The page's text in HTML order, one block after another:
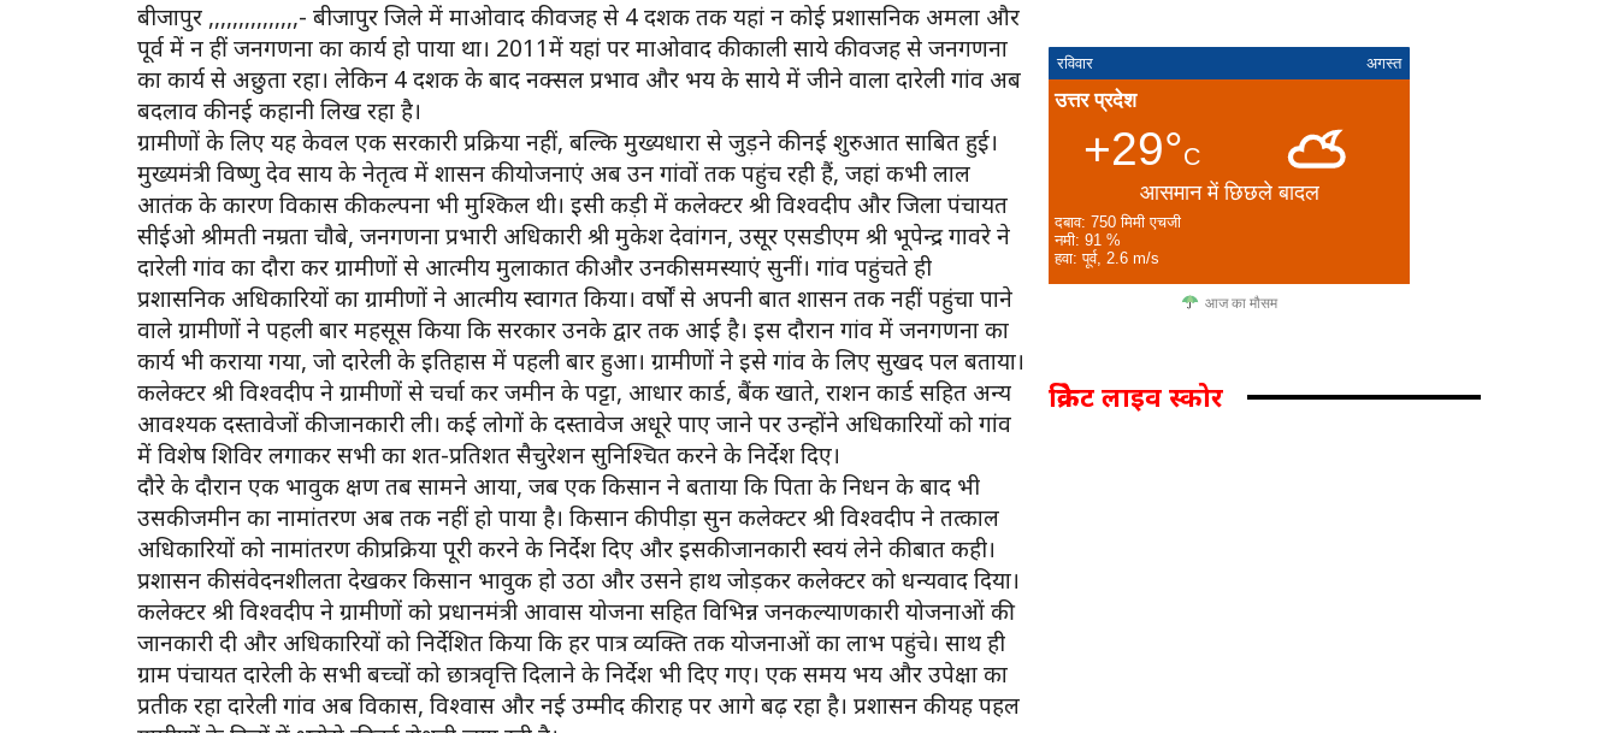
बीजापुर ,,,,,,,,,,,,,,,- बीजापुर जिले में माओवाद की वजह से 4 दशक तक यहां न कोई प्रशासनिक अमला और
पूर्व में न हीं जनगणना का कार्य हो पाया था। 2011में यहां पर माओवाद की काली साये की वजह से जनगणना
का कार्य से अछुता रहा। लेकिन 4 दशक के बाद नक्सल प्रभाव और भय के साये में जीने वाला दारेली गांव अब
बदलाव की नई कहानी लिख रहा है।
ग्रामीणों के लिए यह केवल एक सरकारी प्रक्रिया नहीं, बल्कि मुख्यधारा से जुड़ने की नई शुरुआत साबित हुई।
मुख्यमंत्री विष्णु देव साय के नेतृत्व में शासन की योजनाएं अब उन गांवों तक पहुंच रही हैं, जहां कभी लाल
आतंक के कारण विकास की कल्पना भी मुश्किल थी। इसी कड़ी में कलेक्टर श्री विश्वदीप और जिला पंचायत
सीईओ श्रीमती नम्रता चौबे, जनगणना प्रभारी अधिकारी श्री मुकेश देवांगन, उसूर एसडीएम श्री भूपेन्द्र गावरे ने
दारेली गांव का दौरा कर ग्रामीणों से आत्मीय मुलाकात की और उनकी समस्याएं सुनीं। गांव पहुंचते ही
प्रशासनिक अधिकारियों का ग्रामीणों ने आत्मीय स्वागत किया। वर्षों से अपनी बात शासन तक नहीं पहुंचा पाने
वाले ग्रामीणों ने पहली बार महसूस किया कि सरकार उनके द्वार तक आई है। इस दौरान गांव में जनगणना का
कार्य भी कराया गया, जो दारेली के इतिहास में पहली बार हुआ। ग्रामीणों ने इसे गांव के लिए सुखद पल बताया।
कलेक्टर श्री विश्वदीप ने ग्रामीणों से चर्चा कर जमीन के पट्टा, आधार कार्ड, बैंक खाते, राशन कार्ड सहित अन्य
आवश्यक दस्तावेजों की जानकारी ली। कई लोगों के दस्तावेज अधूरे पाए जाने पर उन्होंने अधिकारियों को गांव
में विशेष शिविर लगाकर सभी का शत-प्रतिशत सैचुरेशन सुनिश्चित करने के निर्देश दिए।
दौरे के दौरान एक भावुक क्षण तब सामने आया, जब एक किसान ने बताया कि पिता के निधन के बाद भी
उसकी जमीन का नामांतरण अब तक नहीं हो पाया है। किसान की पीड़ा सुन कलेक्टर श्री विश्वदीप ने तत्काल
अधिकारियों को नामांतरण की प्रक्रिया पूरी करने के निर्देश दिए और इसकी जानकारी स्वयं लेने की बात कही।
प्रशासन की संवेदनशीलता देखकर किसान भावुक हो उठा और उसने हाथ जोड़कर कलेक्टर को धन्यवाद दिया।
कलेक्टर श्री विश्वदीप ने ग्रामीणों को प्रधानमंत्री आवास योजना सहित विभिन्न जनकल्याणकारी योजनाओं की
जानकारी दी और अधिकारियों को निर्देशित किया कि हर पात्र व्यक्ति तक योजनाओं का लाभ पहुंचे। साथ ही
ग्राम पंचायत दारेली के सभी बच्चों को छात्रवृत्ति दिलाने के निर्देश भी दिए गए। एक समय भय और उपेक्षा का
प्रतीक रहा दारेली गांव अब विकास, विश्वास और नई उम्मीद की राह पर आगे बढ़ रहा है। प्रशासन की यह पहल
रविवार अगस्त
उत्तर प्रदेश
+29°C
आसमान में छिछले बादल
दबाव: 750 मिमी एचजी
नमी: 91 %
हवा: पूर्व, 2.6 m/s
आज का मौसम
क्रिकेट लाइव स्कोर